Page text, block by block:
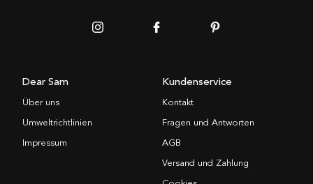
Dear Sam
Über uns
Umweltrichtlinien
Impressum
Kundenservice
Kontakt
Fragen und Antworten
AGB
Versand und Zahlung